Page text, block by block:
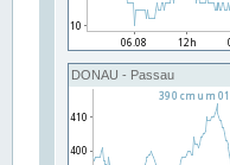
DONAU - Passau